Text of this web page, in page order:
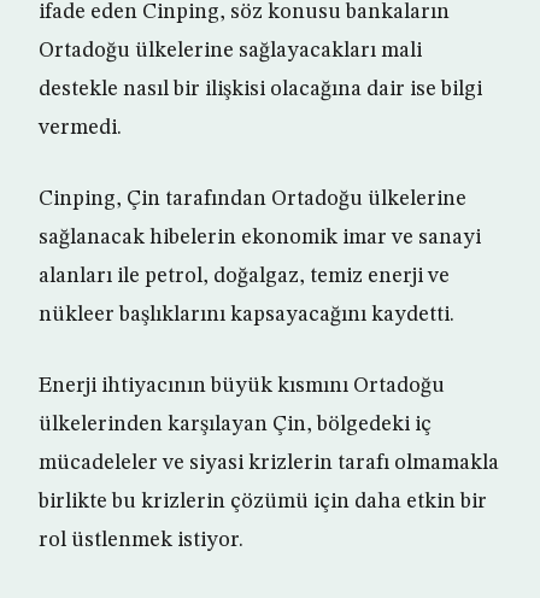
ifade eden Cinping, söz konusu bankaların
Ortadoğu ülkelerine sağlayacakları mali
destekle nasıl bir ilişkisi olacağına dair ise bilgi
vermedi.
Cinping, Çin tarafından Ortadoğu ülkelerine
sağlanacak hibelerin ekonomik imar ve sanayi
alanları ile petrol, doğalgaz, temiz enerji ve
nükleer başlıklarını kapsayacağını kaydetti.
Enerji ihtiyacının büyük kısmını Ortadoğu
ülkelerinden karşılayan Çin, bölgedeki iç
mücadeleler ve siyasi krizlerin tarafı olmamakla
birlikte bu krizlerin çözümü için daha etkin bir
rol üstlenmek istiyor.